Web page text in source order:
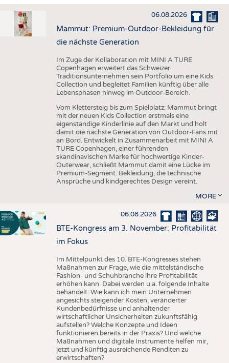
HAUS- UND HEIMTEXTILIEN
BEKLEIDUNG
TESTS
AUSSCHREIBUNGEN
DTV AUSSCHREIBUNGSDIENST
STATISTICS
DAUNENCHECK
ADRESSEN & LINKS
PUBLIKATIONEN
TERMINE
BRANCHENTERMINE
06.08.2026
Mammut: Premium-Outdoor-Bekleidung für
die nächste Generation
Im Zuge der Kollaboration mit MINI A TURE
Copenhagen erweitert das Schweizer
Traditionsunternehmen sein Portfolio um eine Kids
Collection und begleitet Familien künftig über alle
Lebensphasen hinweg im Outdoor-Bereich.
Vom Klettersteig bis zum Spielplatz: Mammut bringt
mit der neuen Kids Collection erstmals eine
eigenständige Kinderlinie auf den Markt und holt
damit die nächste Generation von Outdoor-Fans mit
an Bord. Entwickelt in Zusammenarbeit mit MINI A
TURE Copenhagen, einer führenden
skandinavischen Marke für hochwertige Kinder-
Outerwear, schließt Mammut damit eine Lücke im
Premium-Segment: Bekleidung, die technische
Ansprüche und kindgerechtes Design vereint.
MORE
06.08.2026
BTE-Kongress am 3. November: Profitabilität
im Fokus
Im Mittelpunkt des 10. BTE-Kongresses stehen
Maßnahmen zur Frage, wie die mittelständische
Fashion- und Schuhbranche ihre Profitabilität
erhöhen kann. Dabei werden u.a. folgende Inhalte
behandelt: Wie kann ich mein Unternehmen
angesichts steigender Kosten, veränderter
Kundenbedürfnisse und anhaltender
wirtschaftlicher Unsicherheiten zukunftsfähig
aufstellen? Welche Konzepte und Ideen
funktionieren bereits in der Praxis? Und welche
Maßnahmen und digitale Instrumente helfen mir,
jetzt und künftig ausreichende Renditen zu
erwirtschaften?